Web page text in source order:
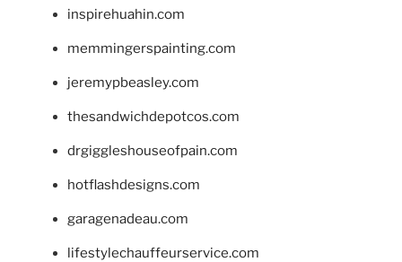
inspirehuahin.com
memmingerspainting.com
jeremypbeasley.com
thesandwichdepotcos.com
drgiggleshouseofpain.com
hotflashdesigns.com
garagenadeau.com
lifestylechauffeurservice.com